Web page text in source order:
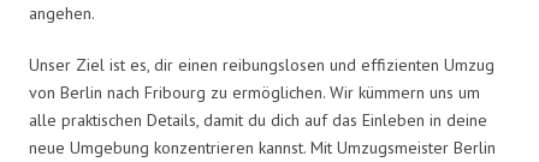
angehen.
Unser Ziel ist es, dir einen reibungslosen und effizienten Umzug
von Berlin nach Fribourg zu ermöglichen. Wir kümmern uns um
alle praktischen Details, damit du dich auf das Einleben in deine
neue Umgebung konzentrieren kannst. Mit Umzugsmeister Berlin